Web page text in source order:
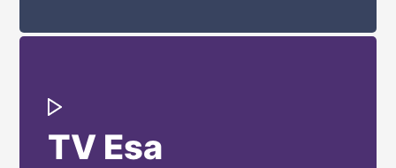
TV Esa